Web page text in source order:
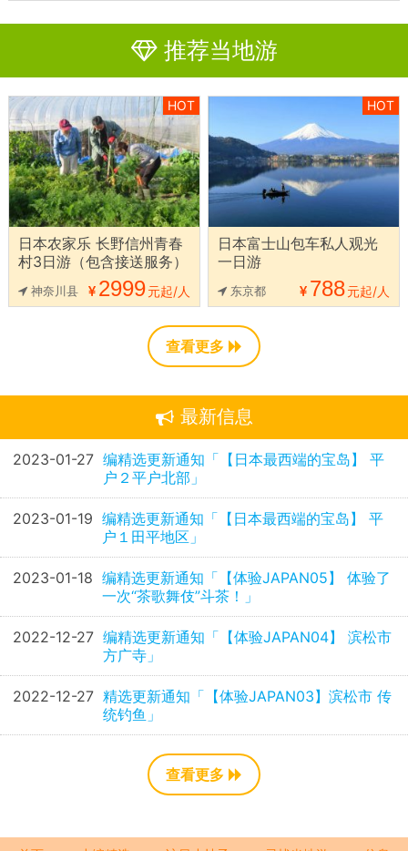
推荐当地游
HOT
日本农家乐 长野信州青春
村3日游（包含接送服务）
神奈川县 2999元起/人
HOT
日本富士山包车私人观光
一日游
东京都 788元起/人
查看更多
最新信息
2023-01-27 编精选更新通知「【日本最西端的宝岛】 平
户２平户北部」
2023-01-19 编精选更新通知「【日本最西端的宝岛】 平
户１田平地区」
2023-01-18 编精选更新通知「【体验JAPAN05】 体验了
一次“茶歌舞伎”斗茶！」
2022-12-27 编精选更新通知「【体验JAPAN04】 滨松市
方广寺」
2022-12-27 精选更新通知「【体验JAPAN03】滨松市 传
统钓鱼」
查看更多